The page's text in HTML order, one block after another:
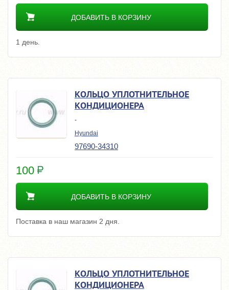
ДОБАВИТЬ В КОРЗИНУ
1 день.
КОЛЬЦО УПЛОТНИТЕЛЬНОЕ
КОНДИЦИОНЕРА
-
Hyundai
97690-34310
100
ДОБАВИТЬ В КОРЗИНУ
Поставка в наш магазин 2 дня.
КОЛЬЦО УПЛОТНИТЕЛЬНОЕ
КОНДИЦИОНЕРА